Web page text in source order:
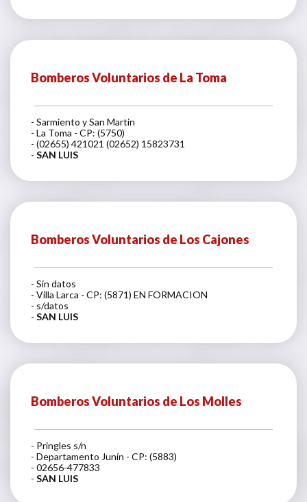
Bomberos Voluntarios de La Toma
- Sarmiento y San Martin
- La Toma - CP: (5750)
- (02655) 421021 (02652) 15823731
- SAN LUIS
Bomberos Voluntarios de Los Cajones
- Sin datos
- Villa Larca - CP: (5871) EN FORMACION
- s/datos
- SAN LUIS
Bomberos Voluntarios de Los Molles
- Pringles s/n
- Departamento Junín - CP: (5883)
- 02656-477833
- SAN LUIS